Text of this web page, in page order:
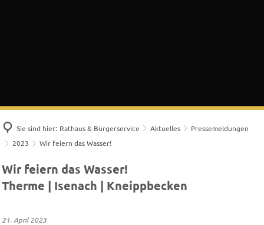
Sie sind hier: Rathaus & Bürgerservice Aktuelles
Pressemeldungen
2023
Wir feiern das Wasser!
Wir feiern das Wasser!
Therme | Isenach | Kneippbecken
21. April 2023